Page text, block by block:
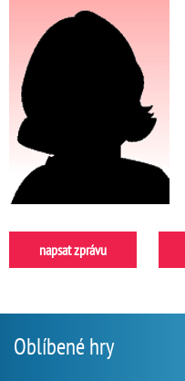
napsat zprávu
Oblíbené hry